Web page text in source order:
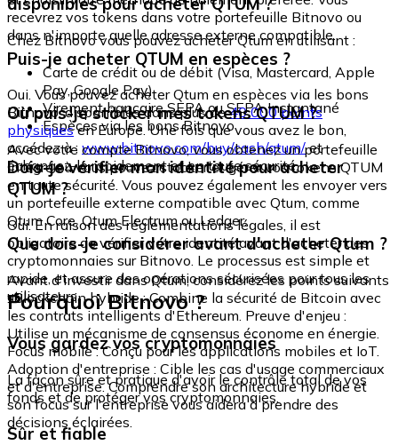
recevrez vos tokens dans votre portefeuille Bitnovo ou
dans n'importe quelle adresse externe compatible.
Chez Bitnovo vous pouvez acheter Qtum en utilisant :
Carte de crédit ou de débit (Visa, Mastercard, Apple
Pay, Google Pay)
Virement bancaire SEPA ou SEPA Instantané
Espèces via les bons Bitnovo
Puis-je acheter QTUM en espèces ?
Oui. Vous pouvez acheter Qtum en espèces via les bons
Bitnovo, disponibles dans plus de40 000 points
physiquesen Europe. Une fois que vous avez le bon,
accédez à : www.bitnovo.com/buy/cash/qtum/et
échangez-le rapidement et en toute sécurité.
Où puis-je stocker mes tokens QTUM ?
Avec votre compte Bitnovo, vous obtenez un portefeuille
intégré où vous pouvez stocker et gérer vos tokens QTUM
en toute sécurité. Vous pouvez également les envoyer vers
un portefeuille externe compatible avec Qtum, comme
Qtum Core, Qtum Electrum ou Ledger.
Dois-je vérifier mon identité pour acheter
QTUM ?
Oui. En raison des réglementations légales, il est
obligatoire de vérifier votre identité avant d'acheter des
cryptomonnaies sur Bitnovo. Le processus est simple et
rapide, et assure des opérations sécurisées pour tous les
utilisateurs.
Que dois-je considérer avant d'acheter Qtum ?
Avant d'investir dans Qtum, considérez les points suivants
: Blockchain hybride : Combine la sécurité de Bitcoin avec
les contrats intelligents d'Ethereum. Preuve d'enjeu :
Utilise un mécanisme de consensus économe en énergie.
Focus mobile : Conçu pour les applications mobiles et IoT.
Adoption d'entreprise : Cible les cas d'usage commerciaux
et d'entreprise. Comprendre son architecture hybride et
son focus sur l'entreprise vous aidera à prendre des
décisions éclairées.
Pourquoi Bitnovo ?
Vous gardez vos cryptomonnaies
La façon sûre et pratique d'avoir le contrôle total de vos
fonds et de protéger vos cryptomonnaies.
Sûr et fiable